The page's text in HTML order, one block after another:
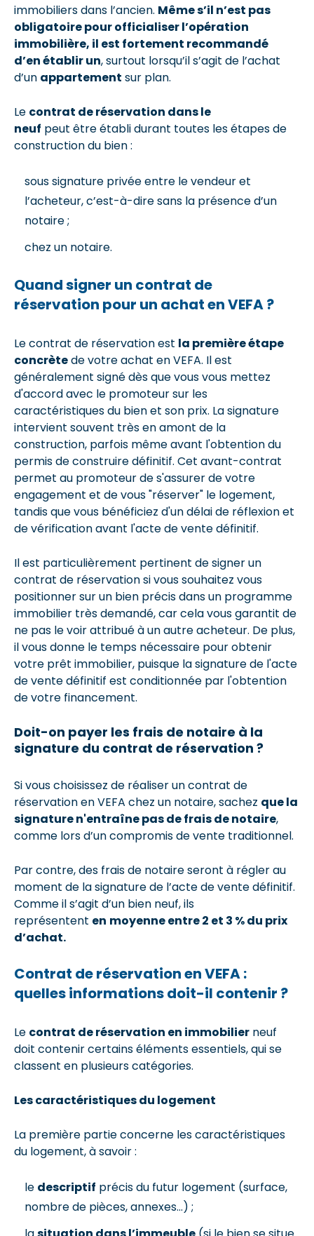
immobiliers dans l’ancien. Même s’il n’est pas
obligatoire pour officialiser l’opération
immobilière, il est fortement recommandé
d’en établir un, surtout lorsqu’il s’agit de l’achat
d’un appartement sur plan.
Le contrat de réservation dans le
neuf peut être établi durant toutes les étapes de
construction du bien :
sous signature privée entre le vendeur et
l’acheteur, c’est-à-dire sans la présence d’un
notaire ;
chez un notaire.
Quand signer un contrat de
réservation pour un achat en VEFA ?
Le contrat de réservation est la première étape
concrètede votre achat en VEFA. Il est
généralement signé dès que vous vous mettez
d'accord avec le promoteur sur les
caractéristiques du bien et son prix. La signature
intervient souvent très en amont de la
construction, parfois même avant l'obtention du
permis de construire définitif. Cet avant-contrat
permet au promoteur de s'assurer de votre
engagement et de vous "réserver" le logement,
tandis que vous bénéficiez d'un délai de réflexion et
de vérification avant l'acte de vente définitif.
Il est particulièrement pertinent de signer un
contrat de réservation si vous souhaitez vous
positionner sur un bien précis dans un programme
immobilier très demandé, car cela vous garantit de
ne pas le voir attribué à un autre acheteur. De plus,
il vous donne le temps nécessaire pour obtenir
votre prêt immobilier, puisque la signature de l'acte
de vente définitif est conditionnée par l'obtention
de votre financement.
Doit-on payer les frais de notaire à la
signature du contrat de réservation ?
Si vous choisissez de réaliser un contrat de
réservation en VEFA chez un notaire, sachez que la
signature n'entraîne pas de frais de notaire,
comme lors d’un compromis de vente traditionnel.
Par contre, des frais de notaire seront à régler au
moment de la signature de l’acte de vente définitif.
Comme il s’agit d’un bien neuf, ils
représentent en moyenne entre 2 et 3 % du prix
d’achat.
Contrat de réservation en VEFA :
quelles informations doit-il contenir ?
Le contrat de réservation en immobilier neuf
doit contenir certains éléments essentiels, qui se
classent en plusieurs catégories.
Les caractéristiques du logement
La première partie concerne les caractéristiques
du logement, à savoir :
le descriptif précis du futur logement (surface,
nombre de pièces, annexes…) ;